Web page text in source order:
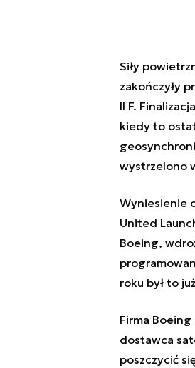
Siły
zakończyły
II F.
kiedy to
wystrzelono
Wyniesienie
United
Boeing,
roku był to
Firma
dostawca
poszczycić